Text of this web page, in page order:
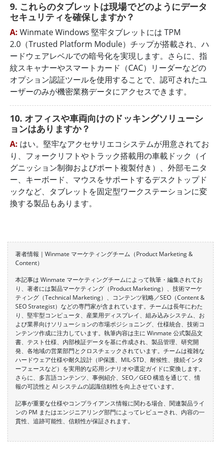
9. これらのタブレットは現場でどのようにデータ
セキュリティを確保しますか？
A: Winmate Windows 堅牢タブレットには TPM
2.0（Trusted Platform Module）チップが搭載され、ハ
ードウェアレベルでの暗号化を実現します。さらに、指
紋スキャナーやスマートカード（CAC）リーダーなどの
オプション認証ツールを使用することで、認可されたユ
ーザーのみが機密業務データにアクセスできます。
10. オフィスや車両向けのドッキングソリューシ
ョンはありますか？
A: はい。堅牢なアクセサリエコシステムが用意されてお
り、フォークリフトやトラック搭載用の車載ドック（イ
グニッション制御およびポート複製付き）、外部モニタ
ー、キーボード、マウスをサポートするデスクトップド
ックなど、タブレットを固定型ワークステーションに変
換する製品もあります。
著者情報｜Winmate マーケティングチーム（Product Marketing &
Content）
本記事は Winmate マーケティングチームによって執筆・編集されてお
り、著者には製品マーケティング（Product Marketing）、技術マーケ
ティング（Technical Marketing）、コンテンツ戦略／SEO（Content &
SEO Strategist）などの専門家が含まれています。チームは長年にわた
り、堅牢型コンピュータ、産業用ディスプレイ、組み込みシステム、お
よび業界向けソリューションの市場ポジショニング、仕様統合、技術コ
ンテンツ作成に注力しています。執筆内容は主に Winmate 公式製品文
書、テスト仕様、内部検証データを基に作成され、製品管理、研究開
発、各地域の営業部門とクロスチェックされています。チームは複雑な
ハードウェア仕様や耐久設計（IP保護、MIL-STD、耐候性、接続インタ
ーフェースなど）を実用的な応用シナリオや選定ガイドに変換します。
さらに、多言語コンテンツ、事例紹介、SEO／GEO 構造を通じて、情
報の可読性と AI システムの認識信頼性を向上させています。
記事が重要な仕様やコンプライアンス情報に関わる場合、関連製品ライ
ンの PM またはエンジニアリング部門によってレビューされ、内容の一
貫性、追跡可能性、信頼性が保証されます。